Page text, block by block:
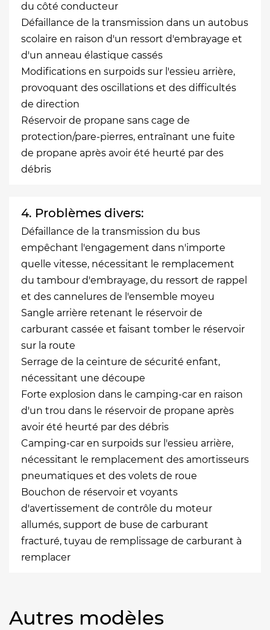
du côté conducteur
Défaillance de la transmission dans un autobus
scolaire en raison d'un ressort d'embrayage et
d'un anneau élastique cassés
Modifications en surpoids sur l'essieu arrière,
provoquant des oscillations et des difficultés
de direction
Réservoir de propane sans cage de
protection/pare-pierres, entraînant une fuite
de propane après avoir été heurté par des
débris
4. Problèmes divers:
Défaillance de la transmission du bus
empêchant l'engagement dans n'importe
quelle vitesse, nécessitant le remplacement
du tambour d'embrayage, du ressort de rappel
et des cannelures de l'ensemble moyeu
Sangle arrière retenant le réservoir de
carburant cassée et faisant tomber le réservoir
sur la route
Serrage de la ceinture de sécurité enfant,
nécessitant une découpe
Forte explosion dans le camping-car en raison
d'un trou dans le réservoir de propane après
avoir été heurté par des débris
Camping-car en surpoids sur l'essieu arrière,
nécessitant le remplacement des amortisseurs
pneumatiques et des volets de roue
Bouchon de réservoir et voyants
d'avertissement de contrôle du moteur
allumés, support de buse de carburant
fracturé, tuyau de remplissage de carburant à
remplacer
Autres modèles